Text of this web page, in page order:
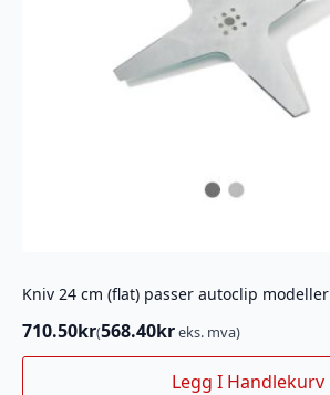
Kniv 24 cm (flat) passer autoclip modeller
710.50kr(568.40kreks. mva)
Legg I Handlekurv